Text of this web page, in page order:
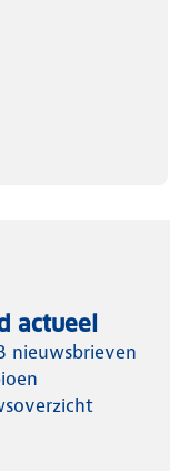
actueel
nieuwsbrieven